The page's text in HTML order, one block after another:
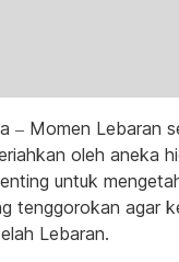
– Momen Lebaran
oleh aneka
untuk
tenggorokan agar
Lebaran.